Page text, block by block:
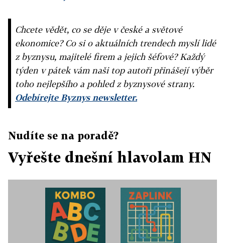
Chcete vědět, co se děje v české a světové
ekonomice? Co si o aktuálních trendech myslí lidé
z byznysu, majitelé firem a jejich šéfové? Každý
týden v pátek vám naši top autoři přinášejí výběr
toho nejlepšího a pohled z byznysové strany.
Odebírejte Byznys newsletter.
Nudíte se na poradě?
Vyřešte dnešní hlavolam HN